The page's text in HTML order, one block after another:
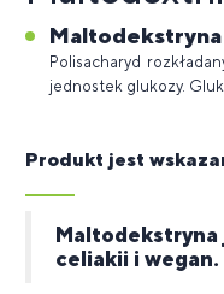
Maltodekstryna
Polisacharyd
jednostek glukozy.
Produkt jest
celiakii i wegan.